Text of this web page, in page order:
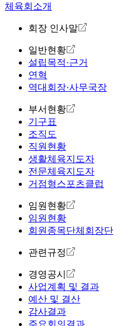
체육회소개
회장 인사말
일반현황
설립목적·근거
연혁
역대회장·사무국장
부서현황
기구표
조직도
직원현황
생활체육지도자
전문체육지도자
거점형스포츠클럽
임원현황
임원현황
회원종목단체회장단
관련규정
경영공시
사업계획 및 결과
예산 및 결산
감사결과
주요회의결과